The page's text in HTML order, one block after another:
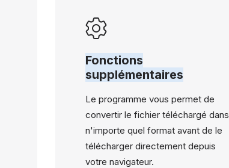
Fonctions
supplémentaires
Le programme vous permet de
convertir le fichier téléchargé dans
n'importe quel format avant de le
télécharger directement depuis
votre navigateur.